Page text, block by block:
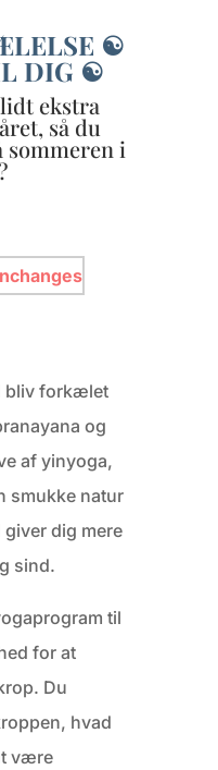
☯
DIG ☯
ekstra
så du
i
bliv forkælet
og
af yinyoga,
smukke natur
dig mere
sind.
til
for at
Du
hvad
være